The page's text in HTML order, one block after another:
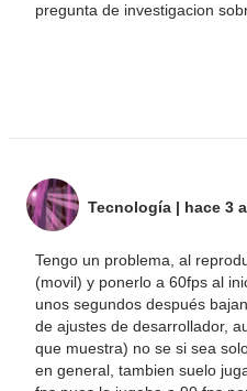
pregunta de investigacion
Tecnología | hace 3
Tengo un problema, al
(movil) y ponerlo a 60fps al
unos segundos después
de ajustes de desarrollador,
que muestra) no se si sea
en general, tambien suelo